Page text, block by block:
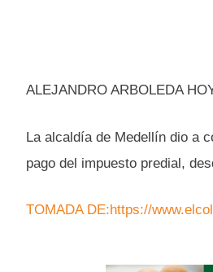
ALEJANDRO ARBOLEDA
La alcaldía de Medellín dio a
pago del impuesto predial,
TOMADA DE:https://